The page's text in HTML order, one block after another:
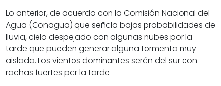
Lo anterior, de acuerdo con la Comisión Nacional del
Agua (Conagua) que señala bajas probabilidades de
lluvia, cielo despejado con algunas nubes por la
tarde que pueden generar alguna tormenta muy
aislada. Los vientos dominantes serán del sur con
rachas fuertes por la tarde.